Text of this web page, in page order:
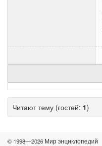
Читают тему (гостей: 1)
© 1998—2026 Мир энциклопедий